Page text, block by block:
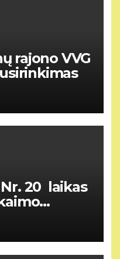
rajono VVG
20 laikas